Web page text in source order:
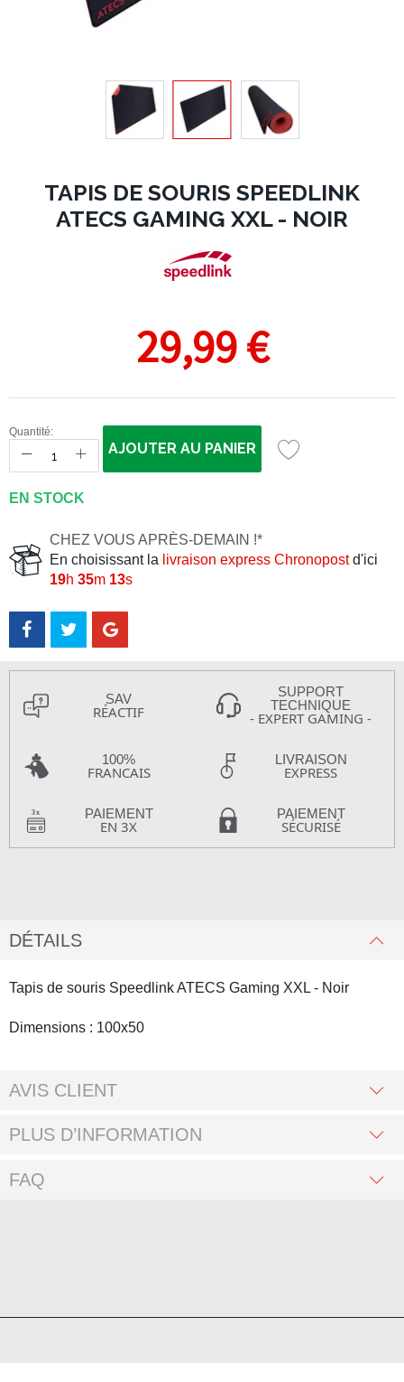
TAPIS DE SOURIS SPEEDLINK
ATECS GAMING XXL - NOIR
29,99 €
Quantité:
AJOUTER AU PANIER
EN STOCK
CHEZ VOUS APRÈS-DEMAIN !*
En choisissant la livraison express Chronopostd'ici
19h 35m 13s
SAV
RÉACTIF
SUPPORT
TECHNIQUE
- EXPERT GAMING -
100%
FRANCAIS
LIVRAISON
EXPRESS
PAIEMENT
EN 3X
PAIEMENT
SÉCURISÉ
DÉTAILS
Tapis de souris Speedlink ATECS Gaming XXL - Noir
Dimensions : 100x50
AVIS CLIENT
PLUS D’INFORMATION
FAQ